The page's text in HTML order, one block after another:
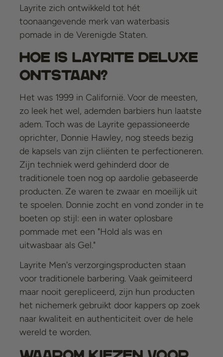
Layrite zich ontwikkeld tot hét
toonaangevende merk van waterbasis
pomade in de Verenigde Staten.
Hoe is Layrite Deluxe
ontstaan?
Het was 1999 in Californië. Voor de meesten,
zo leek het wel, ademden barbiers hun laatste
adem. Toch was de Layrite gepassioneerde
oprichter, Donnie Hawley, nog steeds bezig
de kapsels van zijn cliënten te perfectioneren.
Zijn techniek werd gehinderd door de
traditionele toen nog op aardolie gebaseerde
producten. Ze waren te zwaar en moeilijk uit
te spoelen. Donnie zocht en vond zonder in te
boeten op stijl: een in water oplosbare
pommade met een "Hold als was en
uitwasbaar als Gel."
Layrite Men's verzorgingsproducten staan
voor traditionele barbering. Vaak geïmiteerd
maar nooit gerepliceerd, zijn hun producten
het nichemerk gebruikt door kappers op zoek
naar kwaliteit en authenticiteit over de hele
wereld te worden.